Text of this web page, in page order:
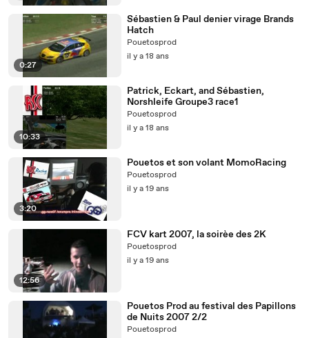
0:27
Sébastien & Paul denier virage Brands
Hatch
Pouetosprod
il y a 18 ans
10:33
Patrick, Eckart, and Sébastien,
Norshleife Groupe3 race1
Pouetosprod
il y a 18 ans
3:20
Pouetos et son volant MomoRacing
Pouetosprod
il y a 19 ans
12:56
FCV kart 2007, la soirèe des 2K
Pouetosprod
il y a 19 ans
Pouetos Prod au festival des Papillons
de Nuits 2007 2/2
Pouetosprod